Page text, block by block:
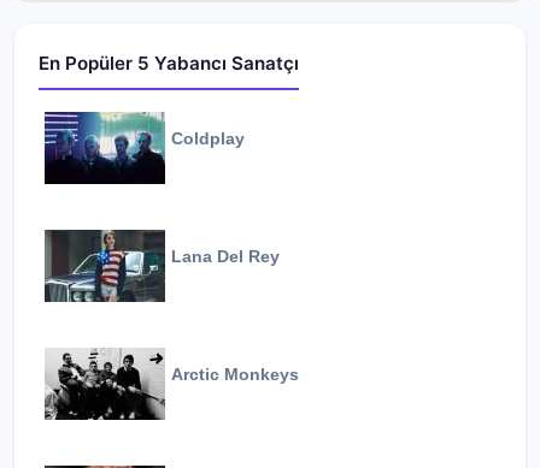
En Popüler 5 Yabancı Sanatçı
Coldplay
Lana Del Rey
Arctic Monkeys